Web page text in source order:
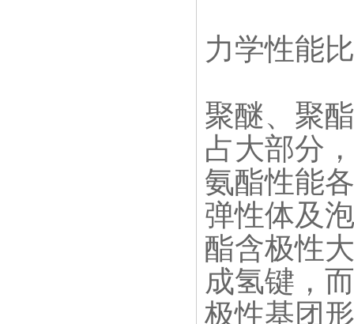
力学性能
聚醚、聚
占大部分
氨酯性能
弹性体及
酯含极性
成氢键，
极性基团